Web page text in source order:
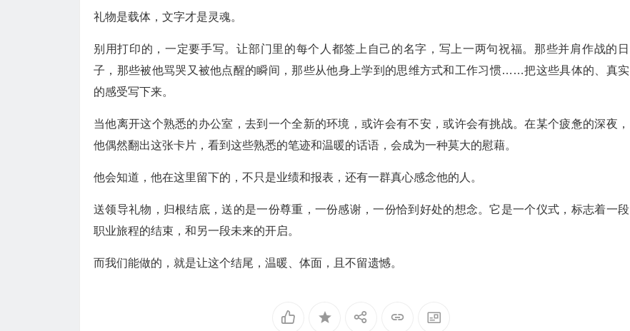
礼物是载体，文字才是灵魂。
别用打印的，一定要手写。让部门里的每个人都签上自己的名字，写上一两句祝福。那些并肩作战的日
子，那些被他骂哭又被他点醒的瞬间，那些从他身上学到的思维方式和工作习惯……把这些具体的、真实
的感受写下来。
当他离开这个熟悉的办公室，去到一个全新的环境，或许会有不安，或许会有挑战。在某个疲惫的深夜，
他偶然翻出这张卡片，看到这些熟悉的笔迹和温暖的话语，会成为一种莫大的慰藉。
他会知道，他在这里留下的，不只是业绩和报表，还有一群真心感念他的人。
送领导礼物，归根结底，送的是一份尊重，一份感谢，一份恰到好处的想念。它是一个仪式，标志着一段
职业旅程的结束，和另一段未来的开启。
而我们能做的，就是让这个结尾，温暖、体面，且不留遗憾。